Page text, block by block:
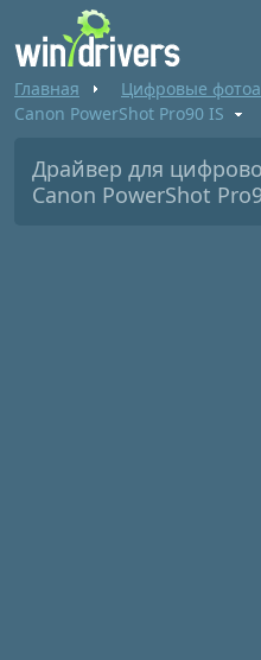
Главная Цифровые
Canon PowerShot Pro90 IS
Драйвер для
Canon PowerShot